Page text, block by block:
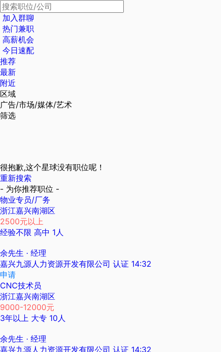
加入群聊
热门兼职
高薪机会
今日速配
推荐
最新
附近
区域
广告/市场/媒体/艺术
筛选
很抱歉,这个星球没有职位呢！
重新搜索
- 为你推荐职位 -
物业专员/厂务
浙江嘉兴南湖区
2500元以上
经验不限 高中 1人
余先生 · 经理
嘉兴九源人力资源开发有限公司 认证 14:32
申请
CNC技术员
浙江嘉兴南湖区
9000-12000元
3年以上 大专 10人
余先生 · 经理
嘉兴九源人力资源开发有限公司 认证 14:32